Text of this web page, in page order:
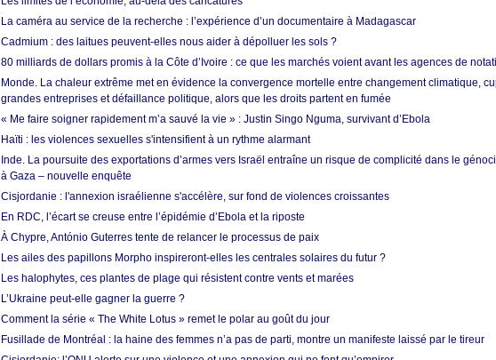
La caméra au service de la recherche : l’expérience d’un documentaire à Madagascar
Cadmium : des laitues peuvent-elles nous aider à dépolluer les sols ?
80 milliards de dollars promis à la Côte d’Ivoire : ce que les marchés voient avant les agences de
Monde. La chaleur extrême met en évidence la convergence mortelle entre changement climatique,
grandes entreprises et défaillance politique, alors que les droits partent en fumée
« Me faire soigner rapidement m’a sauvé la vie » : Justin Singo Nguma, survivant d’Ebola
Haïti : les violences sexuelles s'intensifient à un rythme alarmant
Inde. La poursuite des exportations d’armes vers Israël entraîne un risque de complicité dans le
à Gaza – nouvelle enquête
Cisjordanie : l'annexion israélienne s'accélère, sur fond de violences croissantes
En RDC, l’écart se creuse entre l’épidémie d’Ebola et la riposte
À Chypre, António Guterres tente de relancer le processus de paix
Les ailes des papillons Morpho inspireront-elles les centrales solaires du futur ?
Les halophytes, ces plantes de plage qui résistent contre vents et marées
L’Ukraine peut-elle gagner la guerre ?
Comment la série « The White Lotus » remet le polar au goût du jour
Fusillade de Montréal : la haine des femmes n’a pas de parti, montre un manifeste laissé par le tireur